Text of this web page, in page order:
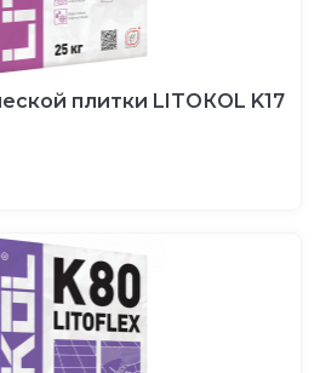
плитки LITOКOL K17